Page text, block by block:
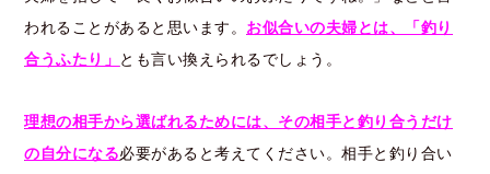
われることがあると思います。 お似合いの夫婦とは、「釣り
合うふたり」 とも言い換えられるでしょう。
理想の相手から選ばれるためには、その相手と釣り合うだけ
の自分になる必要があると考えてください。相手と釣り合い